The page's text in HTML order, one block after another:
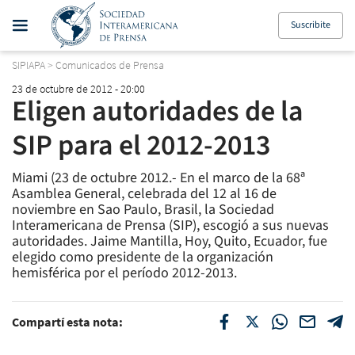
Suscribite
SIPIAPA> Comunicados de Prensa
23 de octubre de 2012 - 20:00
Eligen autoridades de la
SIP para el 2012-2013
Miami (23 de octubre 2012.- En el marco de la 68ª
Asamblea General, celebrada del 12 al 16 de
noviembre en Sao Paulo, Brasil, la Sociedad
Interamericana de Prensa (SIP), escogió a sus nuevas
autoridades. Jaime Mantilla, Hoy, Quito, Ecuador, fue
elegido como presidente de la organización
hemisférica por el período 2012-2013.
Compartí esta nota: